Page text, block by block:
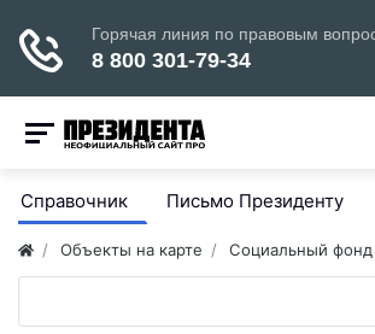
Справочник Письмо Президенту
Объекты на карте Социальный фонд